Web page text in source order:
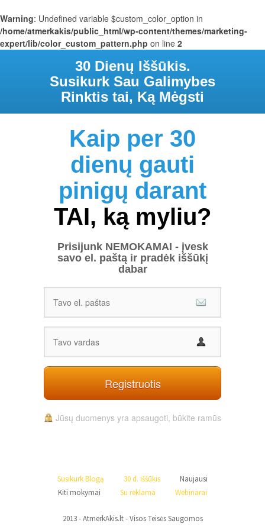
Warning: Undefined variable $custom_color_option in
/home/atmerkakis/public_html/wp-content/themes/marketing-
expert/lib/color_custom_pattern.php on line 2
30 Dienų Iššūkis.
Susikurk Sau Galimybes
Rinktis tai, Ką Mėgsti
Kaip per 30
dienų gauti
pinigų darant
TAI, ką myliu?
Prisijunk NEMOKAMAI - įvesk
savo el. paštą ir pradėk iššūkį
dabar
Registruotis
Jūsų duomenys yra apsaugoti, būkite ramūs
Susikurk Blogą 30 d. iššūkis
Naujausi
Kiti mokymai
Su reklama
Webinarai
2013 - AtmerkAkis.lt - Visos Teisės Saugomos